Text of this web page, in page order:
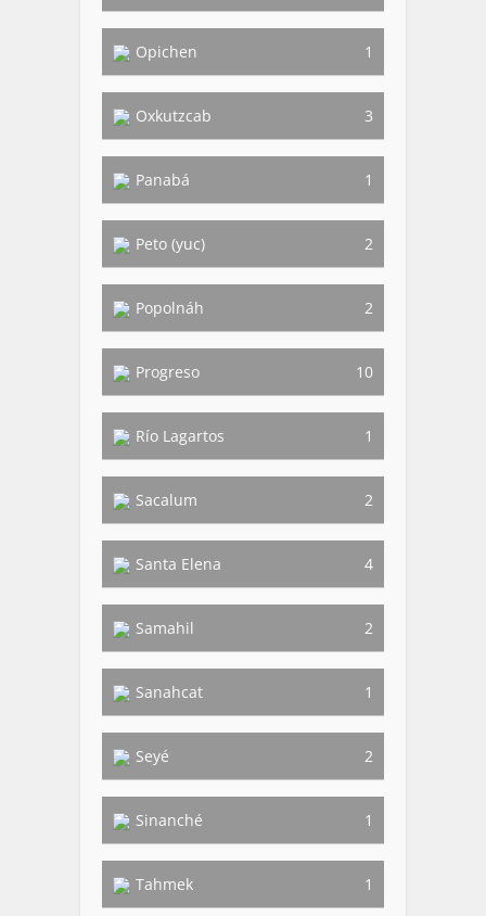
Opichen 1
Oxkutzcab 3
Panabá 1
Peto (yuc) 2
Popolnáh 2
Progreso 10
Río Lagartos 1
Sacalum 2
Santa Elena 4
Samahil 2
Sanahcat 1
Seyé 2
Sinanché 1
Tahmek 1